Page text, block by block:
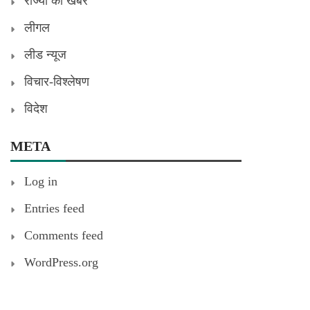
लीगल
लीड न्यूज
विचार-विश्लेषण
विदेश
META
Log in
Entries feed
Comments feed
WordPress.org